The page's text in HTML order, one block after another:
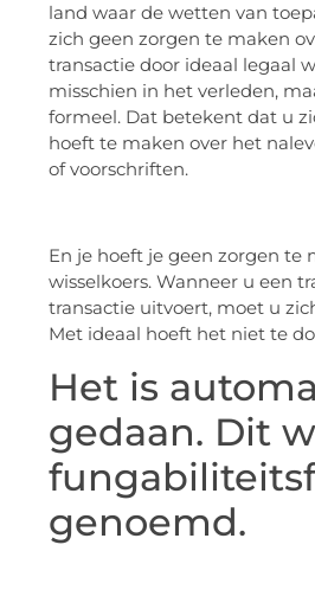
land waar de wetten van
zich geen zorgen te maken
transactie door ideaal legaal
misschien in het verleden,
formeel. Dat betekent dat u
hoeft te maken over het
of voorschriften.
En je hoeft je geen zorgen te
wisselkoers. Wanneer u een
transactie uitvoert, moet u
Met ideaal hoeft het niet te
Het is
gedaan. Dit
genoemd.